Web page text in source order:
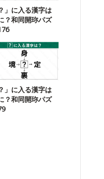
」に入る漢字は
？和同開珎パズ
」に入る漢字は
？和同開珎パズ